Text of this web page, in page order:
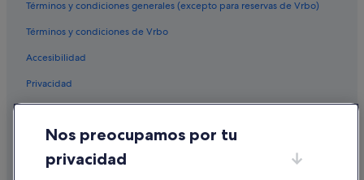
hasta Barcelona (BCN)
Vuelos desde San Sebastián (EAS) hasta Barcelona (BCN)
Vuelos desde Hurghada (HRG) hasta Barcelona (BCN)
Vuelos desde Valladolid (VLL) hasta Barcelona (BCN)
Vuelos desde Bilbao (BIO) hasta Barcelona (BCN)
Vuelos desde Grand Rapids (GRR) hasta Barcelona (BCN)
Vuelos desde Oporto (OPO) hasta Barcelona (BCN)
Términos y condiciones generales (excepto para reservas de Vrbo)
Términos y condiciones de Vrbo
Accesibilidad
Privacidad
Condiciones de uso
Información legal/contacto
Nos preocupamos por tu
privacidad